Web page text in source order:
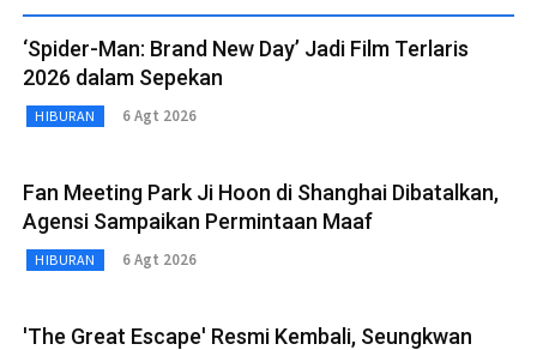
‘Spider-Man: Brand New Day’ Jadi Film Terlaris
2026 dalam Sepekan
HIBURAN 6 Agt 2026
Fan Meeting Park Ji Hoon di Shanghai Dibatalkan,
Agensi Sampaikan Permintaan Maaf
HIBURAN 6 Agt 2026
'The Great Escape' Resmi Kembali, Seungkwan